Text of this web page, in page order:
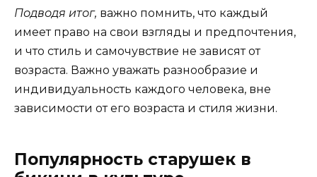
Подводя итог, важно помнить, что каждый
имеет право на свои взгляды и предпочтения,
и что стиль и самочувствие не зависят от
возраста. Важно уважать разнообразие и
индивидуальность каждого человека, вне
зависимости от его возраста и стиля жизни.
Популярность старушек в